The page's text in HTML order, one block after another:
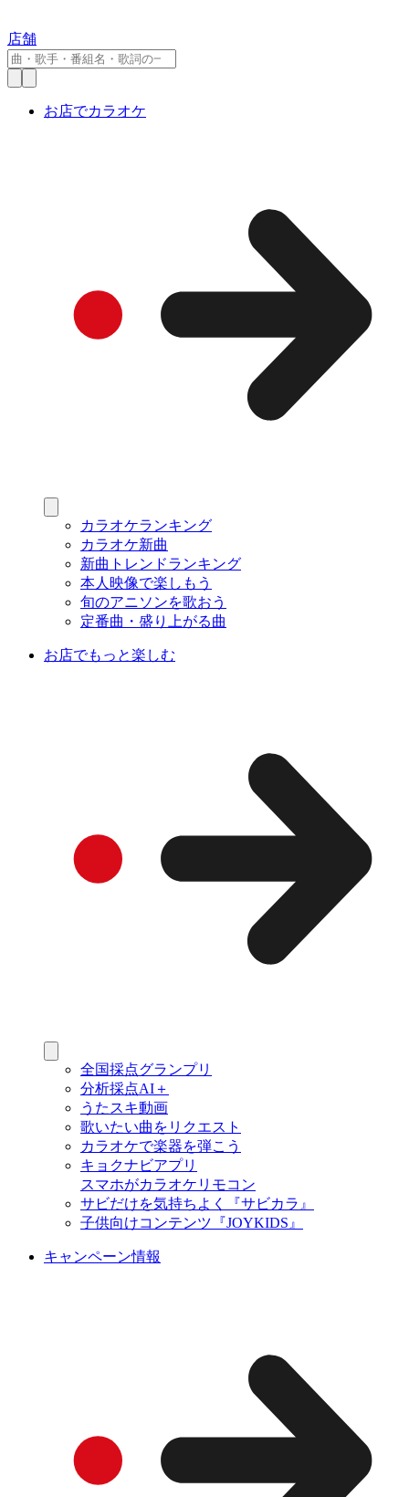
店舗
お店でカラオケ
カラオケランキング
カラオケ新曲
新曲トレンドランキング
本人映像で楽しもう
旬のアニソンを歌おう
定番曲・盛り上がる曲
お店でもっと楽しむ
全国採点グランプリ
分析採点AI＋
うたスキ動画
歌いたい曲をリクエスト
カラオケで楽器を弾こう
キョクナビアプリ
スマホがカラオケリモコン
サビだけを気持ちよく『サビカラ』
子供向けコンテンツ『JOYKIDS』
キャンペーン情報